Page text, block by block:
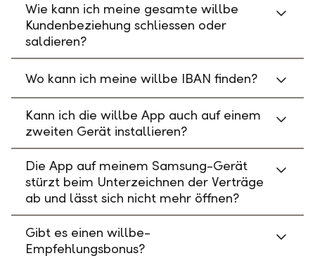
Wie kann ich meine gesamte willbe
Kundenbeziehung schliessen oder
saldieren?
Wo kann ich meine willbe IBAN finden?
Kann ich die willbe App auch auf einem
zweiten Gerät installieren?
Die App auf meinem Samsung-Gerät
stürzt beim Unterzeichnen der Verträge
ab und lässt sich nicht mehr öffnen?
Gibt es einen willbe-
Empfehlungsbonus?